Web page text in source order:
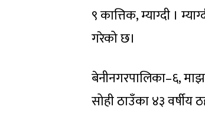
९ कात्तिक, म्याग्दी ।
गरेको छ।
बेनीनगरपालिका–६,
सोही ठाउँका ४३ वर्षीय